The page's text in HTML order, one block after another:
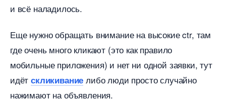
и всё наладилось.
Еще нужно обращать внимание на высокие ctr, там
де очень много кликают (это как правило
мобильные приложения) и нет ни одной заявки, тут
идётскликивание либо люди просто случайно
нажимают на объявления.